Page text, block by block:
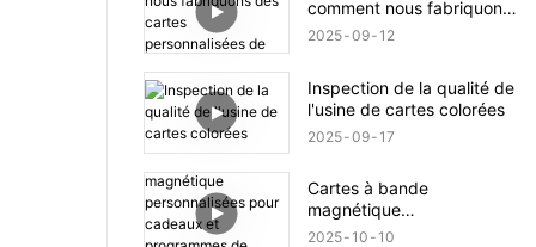
comment nous fabriquons
des cartes personnalisées
2025 09 12
Inspection de la qualité de
l'usine de cartes colorées
2025 09 17
Cartes à bande
magnétique
personnalisées pour
2025 10 10